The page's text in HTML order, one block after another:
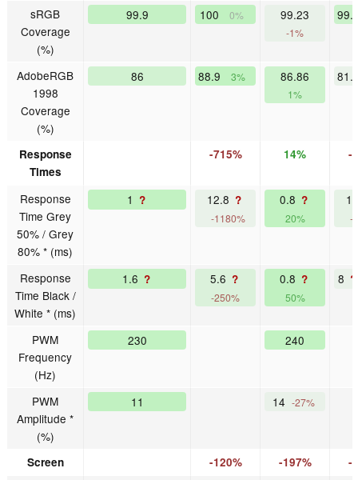
sRGB
Coverage
(%)
99.9 100 0% 99.23
-1%
AdobeRGB
1998
Coverage
(%)
86 88.9 3% 86.86
1%
Response
Times
-715% 14% -
Response
Time Grey
50% / Grey
80% * (ms)
1 ? 12.8 ?
-1180%
0.8 ?
20% -
Response
Time Black /
White * (ms)
1.6 ? 5.6 ?
-250%
0.8 ?
50%
8 ?
PWM
Frequency
(Hz)
230 240
PWM
Amplitude *
(%)
11 14 -27%
Screen -120% -197% -